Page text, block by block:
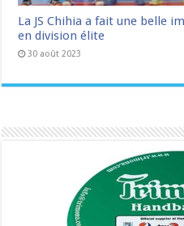
La JS Chihia a fait une belle
en division élite
30 août 2023